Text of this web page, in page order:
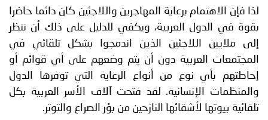
لذا فإن الاهتمام برعاية المهاجرين واللاجئين كان دائما حاضرا
بقوة في الدول العربية، ويكفي للدليل على ذلك أن ننظر
إلى ملايين اللاجئين الذين اندمجوا بشكل تلقائي في
المجتمعات العربية دون أن يتم وضعهم على أي قوائم أو
إحاطتهم بأي نوع من أنواع الرعاية التي توفرها الدول
والمنظمات الإنسانية. لقد فتحت آلاف الأسر العربية بكل
تلقائية بيوتها لأشقائها النازحين من بؤر الصراع والتوتر.